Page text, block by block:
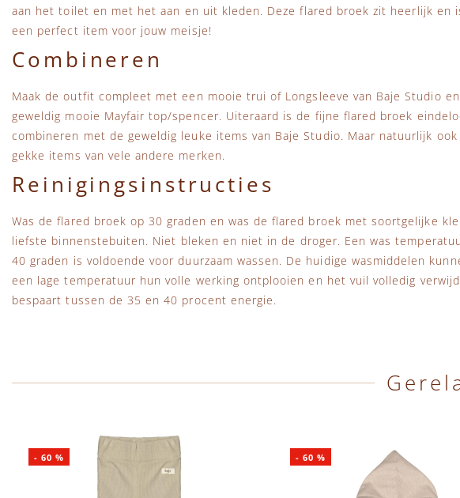
aan het toilet en met het aan en uit kleden. Deze flared broek zit heerlijk en
een perfect item voor jouw meisje!
Combineren
Maak de outfit compleet met een mooie trui of Longsleeve van Baje Studio
geweldig mooie Mayfair top/spencer. Uiteraard is de fijne flared broek
combineren met de geweldig leuke items van Baje Studio. Maar natuurlijk
gekke items van vele andere merken.
Reinigingsinstructies
Was de flared broek op 30 graden en was de flared broek met soortgelijke
liefste binnenstebuiten. Niet bleken en niet in de droger. Een was
40 graden is voldoende voor duurzaam wassen. De huidige wasmiddelen
een lage temperatuur hun volle werking ontplooien en het vuil volledig
bespaart tussen de 35 en 40 procent energie.
-60 % - 60 %